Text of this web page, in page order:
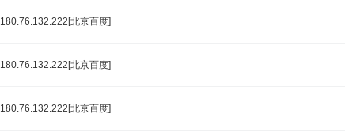
180.76.132.222[北京百度]
180.76.132.222[北京百度]
180.76.132.222[北京百度]